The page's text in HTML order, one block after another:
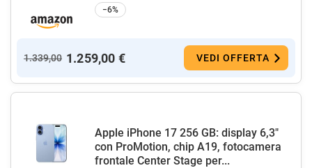
−6%
1.339,00 1.259,00 € VEDI OFFERTA
Apple iPhone 17 256 GB: display 6,3"
con ProMotion, chip A19, fotocamera
frontale Center Stage per...